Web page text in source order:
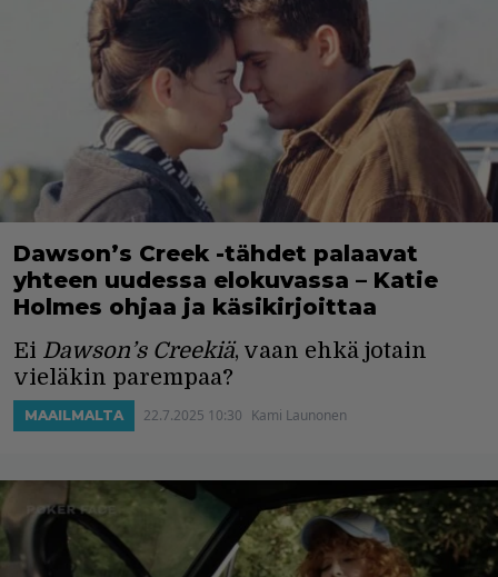
Dawson’s Creek -tähdet palaavat
yhteen uudessa elokuvassa – Katie
Holmes ohjaa ja käsikirjoittaa
Ei Dawson’s Creekiä, vaan ehkä jotain
vieläkin parempaa?
MAAILMALTA 22.7.2025 10:30 Kami Launonen